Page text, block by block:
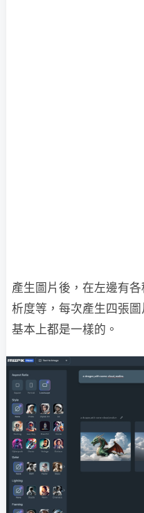
產生圖片後，在左邊有
析度等，每次產生四張
基本上都是一樣的。